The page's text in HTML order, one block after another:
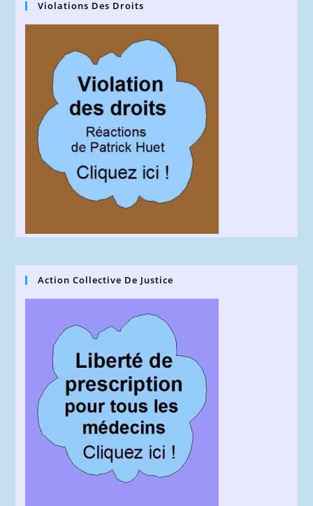
Violations Des Droits
Action Collective De Justice